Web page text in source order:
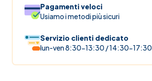
Pagamenti veloci
Usiamo i metodi più sicuri
Servizio clienti dedicato
lun-ven 8:30-13:30 / 14:30-17:30